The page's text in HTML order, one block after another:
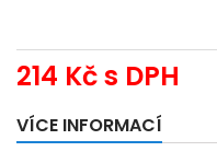
214 Kčs DPH
VÍCE INFORMACÍ